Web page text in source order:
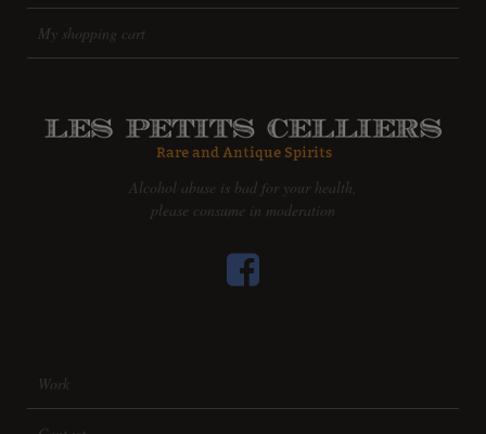
My shopping cart
Alcohol abuse is bad for your health,
please consume in moderation
Work